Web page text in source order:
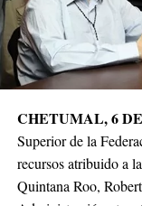
CHETUMAL, 6
Superior de la
recursos atribuido a
Quintana Roo,